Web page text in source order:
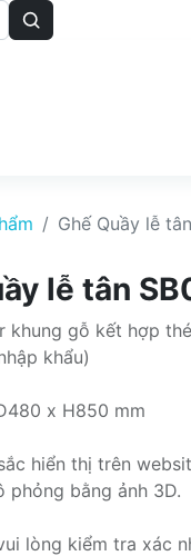
Ghế Quầy lễ
lễ tân
khung gỗ kết hợp
khẩu)
x H850 mm
hiển thị trên
phỏng bằng ảnh 3D.
lòng kiểm tra xác